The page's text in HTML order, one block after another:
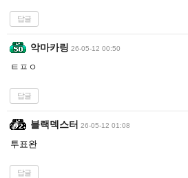
답글
악마카링 26-05-12 00:50
ㅌㅍㅇ
답글
블랙덱스터 26-05-12 01:08
투표완
답글